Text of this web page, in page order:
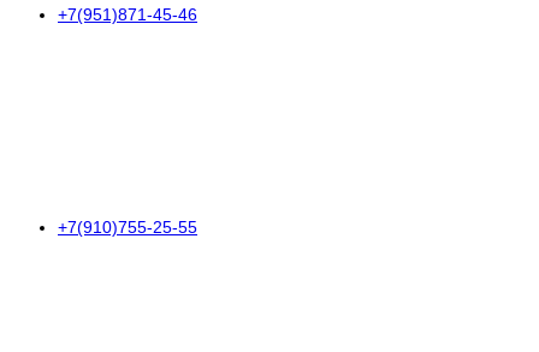
+7(951)871-45-46
+7(910)755-25-55